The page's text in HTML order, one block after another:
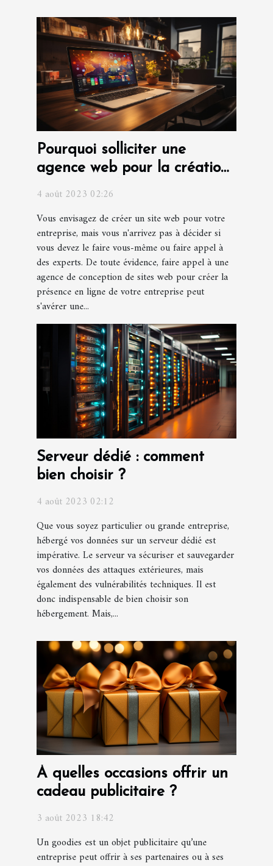
Pourquoi solliciter une
agence web pour la création
d'un site web pour votre
4 août 2023 02:26
Vous envisagez de créer un site web pour votre
entreprise, mais vous n'arrivez pas à décider si
vous devez le faire vous-même ou faire appel à
des experts. De toute évidence, faire appel à une
agence de conception de sites web pour créer la
présence en ligne de votre entreprise peut
s'avérer une...
Serveur dédié : comment
bien choisir ?
4 août 2023 02:12
Que vous soyez particulier ou grande entreprise,
hébergé vos données sur un serveur dédié est
impérative. Le serveur va sécuriser et sauvegarder
vos données des attaques extérieures, mais
également des vulnérabilités techniques. Il est
donc indispensable de bien choisir son
hébergement. Mais,...
À quelles occasions offrir un
cadeau publicitaire ?
3 août 2023 18:42
Un goodies est un objet publicitaire qu’une
entreprise peut offrir à ses partenaires ou à ses